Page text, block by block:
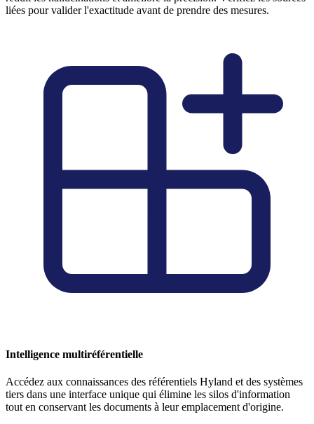
liées pour valider l'exactitude avant de prendre des mesures.
Intelligence multiréférentielle
Accédez aux connaissances des référentiels Hyland et des systèmes
tiers dans une interface unique qui élimine les silos d'information
tout en conservant les documents à leur emplacement d'origine.